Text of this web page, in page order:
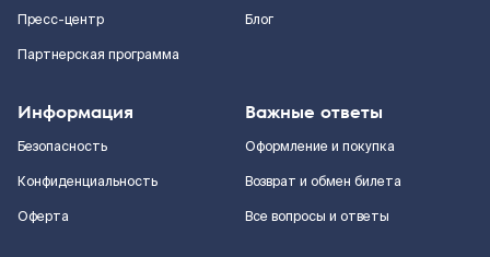
Пресс-центр
Партнерская программа
Блог
Информация
Безопасность
Конфиденциальность
Оферта
Важные ответы
Оформление и покупка
Возврат и обмен билета
Все вопросы и ответы